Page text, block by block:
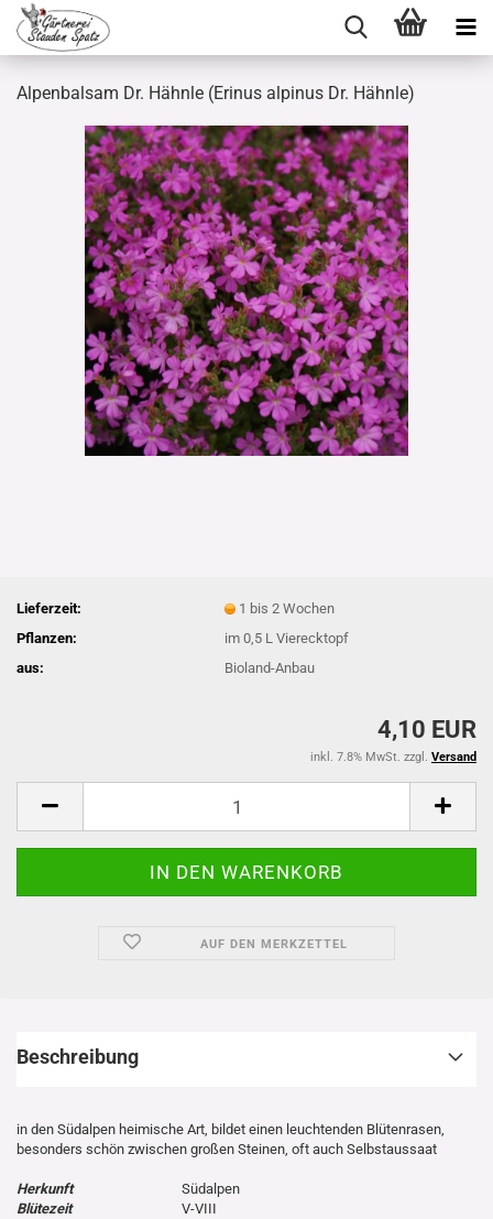
Alpenbalsam Dr. Hähnle (Erinus alpinus Dr. Hähnle)
Lieferzeit:
1 bis 2 Wochen
Pflanzen:
im 0,5 L Vierecktopf
aus:
Bioland-Anbau
4,10 EUR
inkl. 7.8% MwSt. zzgl. Versand
AUF DEN MERKZETTEL
Beschreibung
in den Südalpen heimische Art, bildet einen leuchtenden Blütenrasen,
besonders schön zwischen großen Steinen, oft auch Selbstaussaat
Herkunft
Südalpen
Blütezeit
V-VIII